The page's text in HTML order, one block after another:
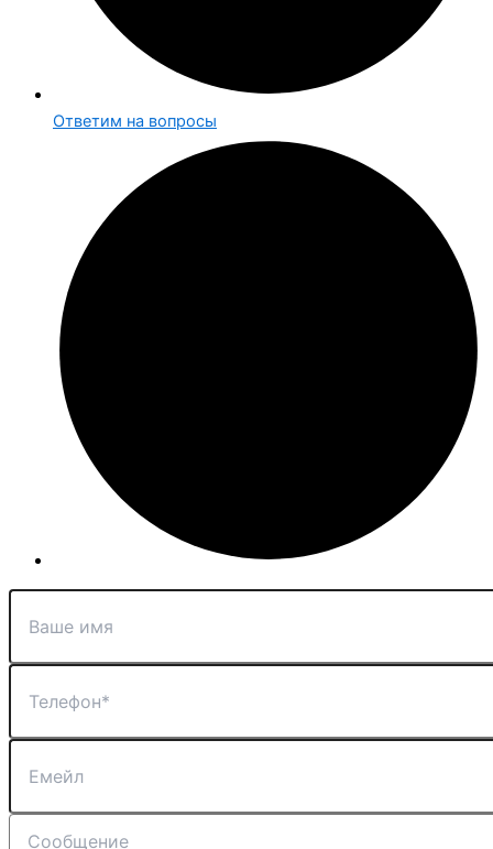
Ответим на вопросы